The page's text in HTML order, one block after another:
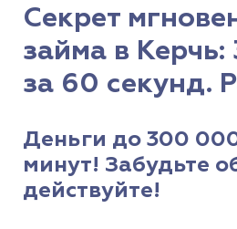
Секрет
займа в
за 60 секунд.
Деньги до 300
минут! Забудьте
действуйте!